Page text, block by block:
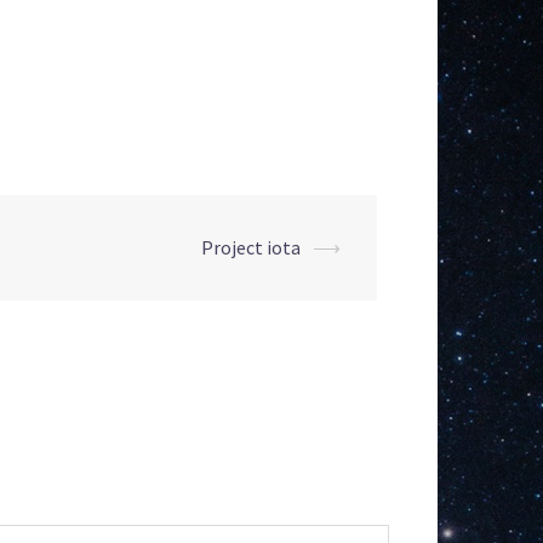
Project iota ⟶